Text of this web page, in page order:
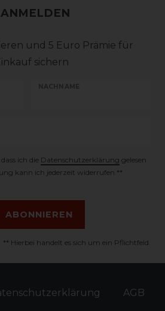
und 5 Euro Prämie für
sichern
NACHNAME
ich die Daten­schutz­erklärung gelesen
kann ich jederzeit widerrufen.**
ABONNIEREN
** Hierbei handelt es sich um ein Pflichtfeld.
AGB